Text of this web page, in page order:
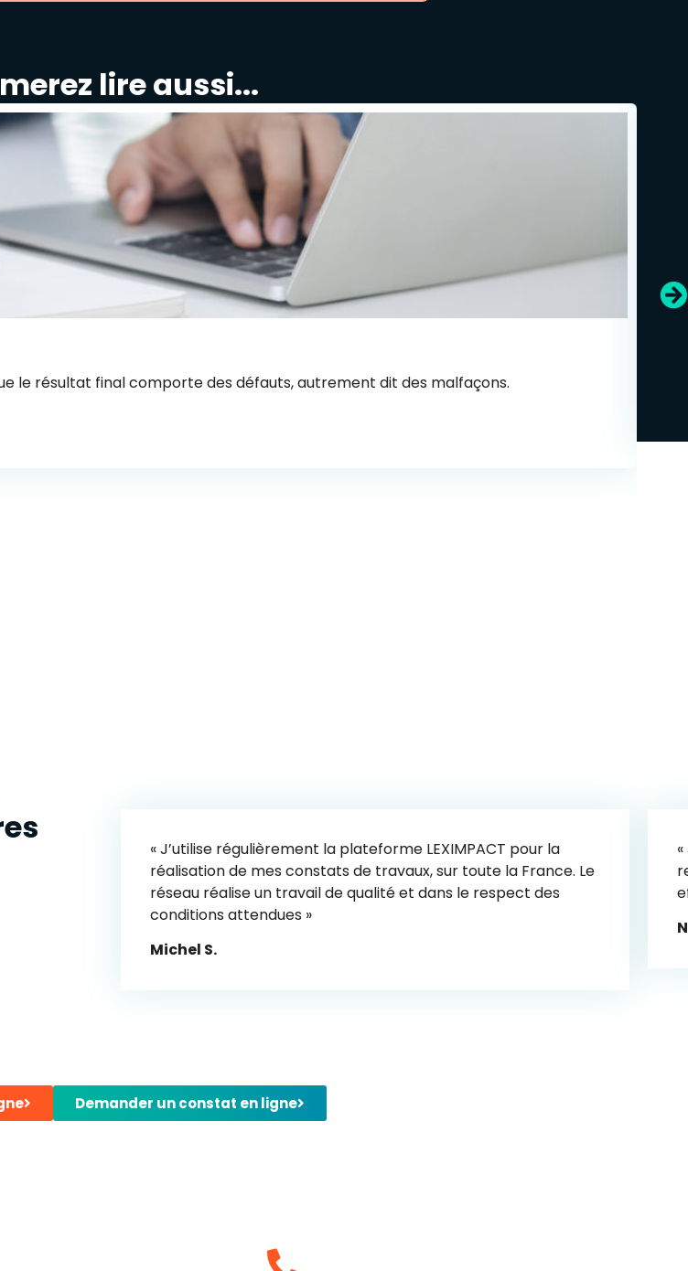
lire aussi...
le résultat final comporte des défauts, autrement dit des malfaçons.
« J’utilise régulièrement la plateforme LEXIMPACT pour la
réalisation de mes constats de travaux, sur toute la France. Le
réseau réalise un travail de qualité et dans le respect des
conditions attendues »
Michel S.
Demander un constat en ligne